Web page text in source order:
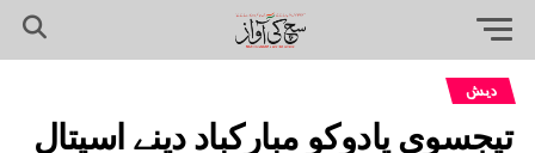
دیش
تیجسوی یادوکو مبارکباد دینے اسپتال